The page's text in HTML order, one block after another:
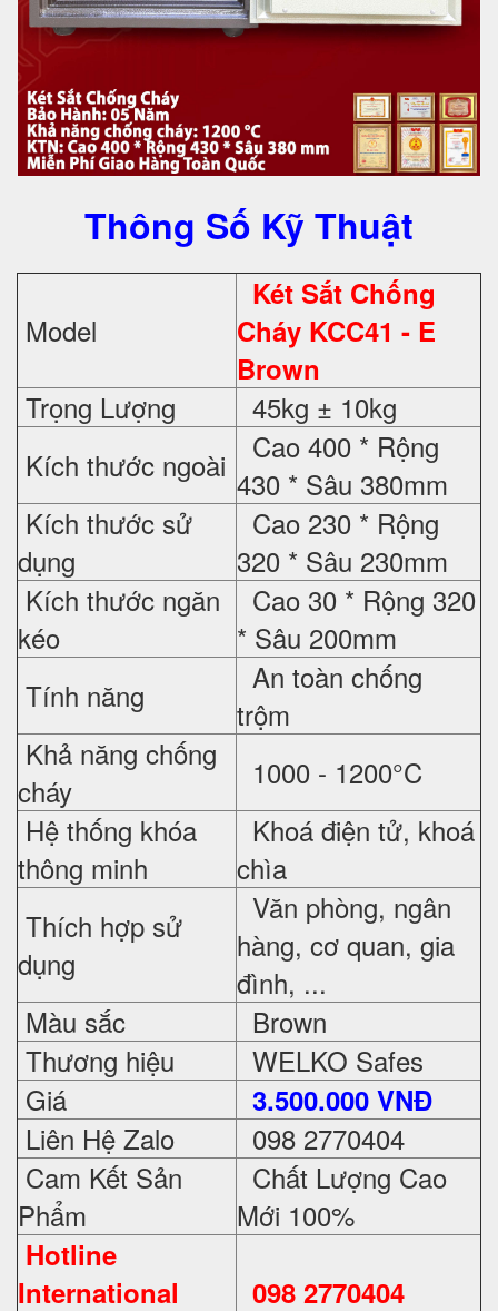
Thông Số Kỹ Thuật
Model
Két Sắt Chống
Cháy KCC41 - E
Brown
Trọng Lượng
45kg ± 10kg
Kích thước ngoài
Cao 400 * Rộng
430 * Sâu 380mm
Kích thước sử
dụng
Cao 230 * Rộng
320 * Sâu 230mm
Kích thước ngăn
kéo
Cao 30 * Rộng 320
* Sâu 200mm
Tính năng
An toàn chống
trộm
Khả năng chống
cháy
1000 - 1200°C
Hệ thống khóa
thông minh
Khoá điện tử, khoá
chìa
Thích hợp sử
dụng
Văn phòng, ngân
hàng, cơ quan, gia
đình, ...
Màu sắc
Brown
Thương hiệu
WELKO Safes
Giá
3.500.000 VNĐ
Liên Hệ Zalo
098 2770404
Cam Kết Sản
Phẩm
Chất Lượng Cao
Mới 100%
Hotline
International
098 2770404